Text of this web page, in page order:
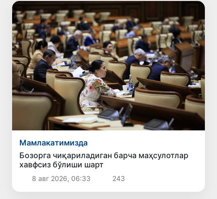
Мамлакатимизда
Бозорга чиқариладиган барча маҳсулотлар
хавфсиз бўлиши шарт
8 авг 2026, 06:33 243